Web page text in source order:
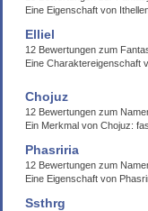
Eine Eigenschaft von
Elliel
12 Bewertungen zum
Eine Charaktereigenschaft
Chojuz
12 Bewertungen zum
Ein Merkmal von Chojuz:
Phasriria
12 Bewertungen zum
Eine Eigenschaft von
Ssthrg